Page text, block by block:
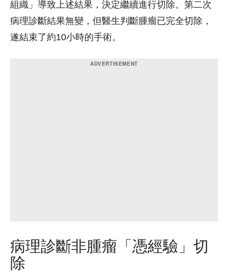
組織」導致上述結果，決定繼續進行切除。第二次
病理診斷結果無變，但醫生判斷腫瘤已完全切除，
遂結束了約10小時的手術。
病理診斷非腫瘤「憑經驗」切
除